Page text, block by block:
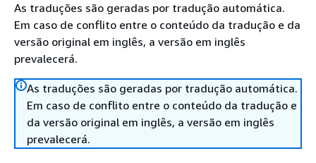
As traduções são geradas por tradução automática.
Em caso de conflito entre o conteúdo da tradução e da
versão original em inglês, a versão em inglês
prevalecerá.
As traduções são geradas por tradução automática.
Em caso de conflito entre o conteúdo da tradução e
da versão original em inglês, a versão em inglês
prevalecerá.